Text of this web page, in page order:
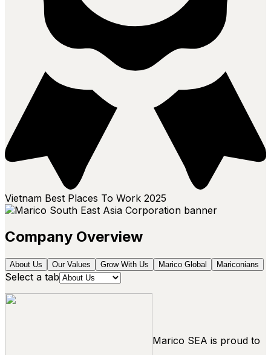
Vietnam Best Places To Work 2025
Company Overview
About Us Our Values Grow With Us Marico Global Mariconians
Select a tab
Marico SEA is proud to